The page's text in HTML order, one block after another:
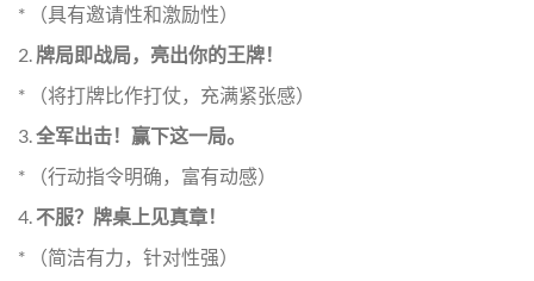
* （具有邀请性和激励性）
2. 牌局即战局，亮出你的王牌！
* （将打牌比作打仗，充满紧张感）
3. 全军出击！赢下这一局。
* （行动指令明确，富有动感）
4. 不服？牌桌上见真章！
* （简洁有力，针对性强）